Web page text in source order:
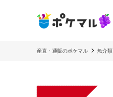
産直・通販のポケマル 魚介類